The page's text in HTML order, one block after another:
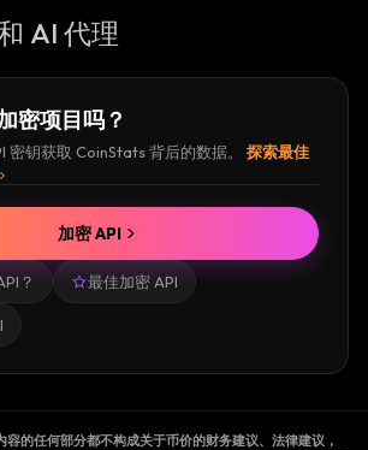
AI 代理
密项目吗？
密钥获取 CoinStats 背后的数据。
探索最佳
？ 最佳加密 API
加密 API
容的任何部分都不构成关于币价的财务建议、法律建议，